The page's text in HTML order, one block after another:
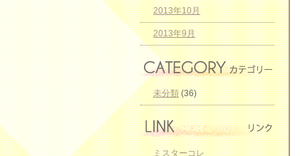
2013年10月
2013年9月
未分類(36)
ミスターコレ